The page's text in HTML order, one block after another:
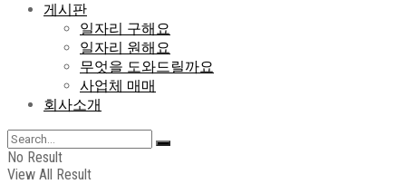
게시판
일자리 구해요
일자리 원해요
무엇을 도와드릴까요
사업체 매매
회사소개
No Result
View All Result